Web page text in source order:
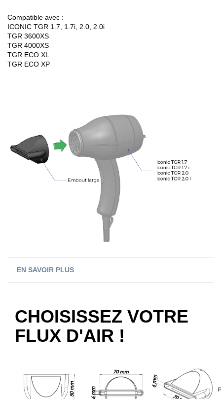
Compatible avec :
ICONIC TGR 1.7, 1.7i, 2.0, 2.0i
TGR 3600XS
TGR 4000XS
TGR ECO XL
TGR ECO XP
EN SAVOIR PLUS
CHOISISSEZ VOTRE
FLUX D'AIR !